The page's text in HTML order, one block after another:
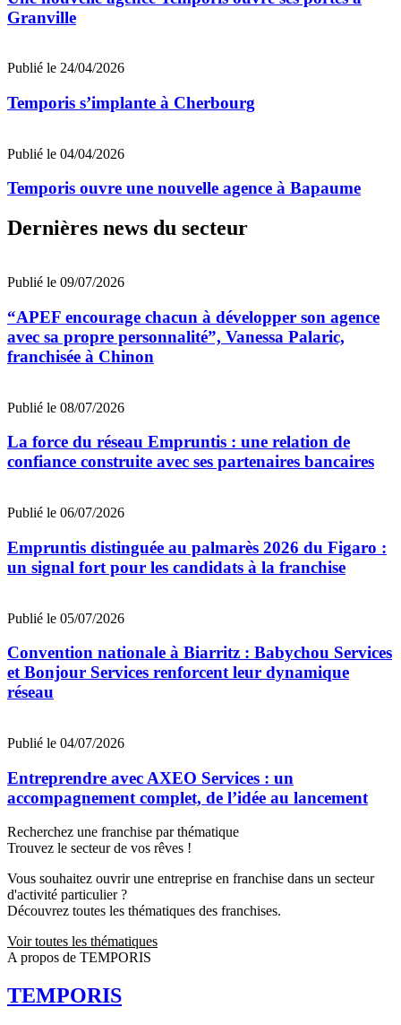
Granville
Publié le 24/04/2026
Temporis s’implante à Cherbourg
Publié le 04/04/2026
Temporis ouvre une nouvelle agence à Bapaume
Dernières news du secteur
Publié le 09/07/2026
“APEF encourage chacun à développer son agence
avec sa propre personnalité”, Vanessa Palaric,
franchisée à Chinon
Publié le 08/07/2026
La force du réseau Empruntis : une relation de
confiance construite avec ses partenaires bancaires
Publié le 06/07/2026
Empruntis distinguée au palmarès 2026 du Figaro :
un signal fort pour les candidats à la franchise
Publié le 05/07/2026
Convention nationale à Biarritz : Babychou Services
et Bonjour Services renforcent leur dynamique
réseau
Publié le 04/07/2026
Entreprendre avec AXEO Services : un
accompagnement complet, de l’idée au lancement
Recherchez une franchise par thématique
Trouvez le secteur de vos rêves !
Vous souhaitez ouvrir une entreprise en franchise dans un secteur
d'activité particulier ?
Découvrez toutes les thématiques des franchises.
Voir toutes les thématiques
A propos de TEMPORIS
TEMPORIS